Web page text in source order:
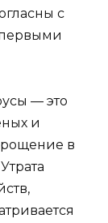
с
— это
и
в